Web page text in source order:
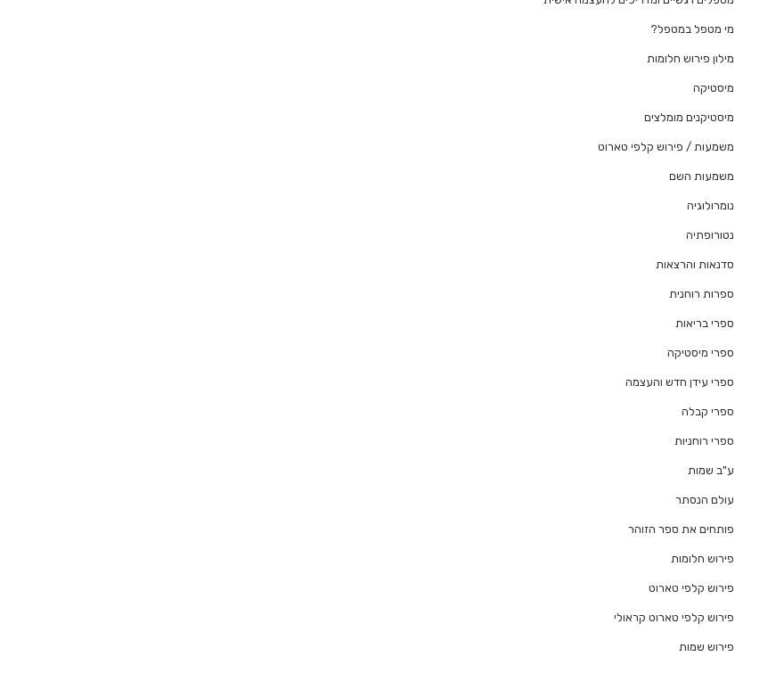
מי מטפל במטפל?
מילון פירוש חלומות
מיסטיקה
מיסטיקנים מומלצים
משמעות / פירוש קלפי טארוט
משמעות השם
נומרולוגיה
נטורופתיה
סדנאות והרצאות
ספרות רוחנית
ספרי בריאות
ספרי מיסטיקה
ספרי עידן חדש והעצמה
ספרי קבלה
ספרי רוחניות
ע"ב שמות
עולם הנסתר
פותחים את ספר הזוהר
פירוש חלומות
פירוש קלפי טארוט
פירוש קלפי טארוט קראולי
פירוש שמות